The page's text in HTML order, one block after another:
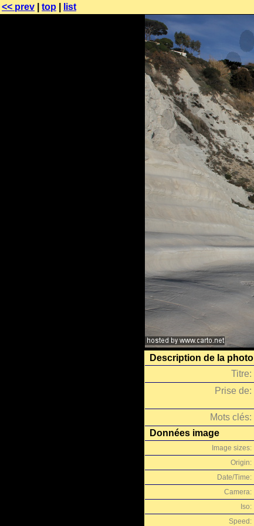
<< prev top list
Description de la photo
Titre:
Prise de:
Mots clés:
Données image
Image sizes:
Origin:
Date/Time:
Camera:
Iso:
Speed: